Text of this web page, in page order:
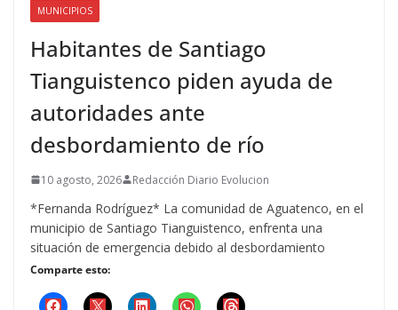
MUNICIPIOS
Habitantes de Santiago
Tianguistenco piden ayuda de
autoridades ante
desbordamiento de río
10 agosto, 2026 Redacción Diario Evolucion
*Fernanda Rodríguez* La comunidad de Aguatenco, en el
municipio de Santiago Tianguistenco, enfrenta una
situación de emergencia debido al desbordamiento
Comparte esto: